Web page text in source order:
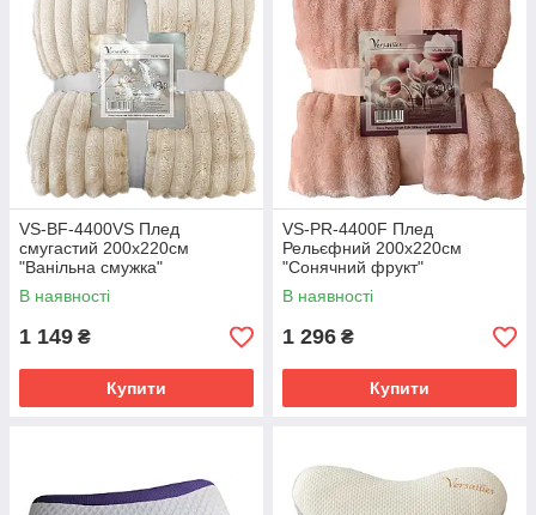
VS-BF-4400VS Плед
смугастий 200х220см
"Ванільна смужка"
(VERSAILLES)
В наявності
1 149 ₴
Купити
VS-PR-4400F Плед
Рельєфний 200х220см
"Сонячний фрукт"
(VERSAILLES)
В наявності
1 296 ₴
Купити